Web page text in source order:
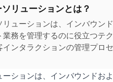
リューションとは？
リューションは、インバウン
業務を管理するのに役立つテ
インタラクションの管理プロ
向上させます。
ーションは、インバウンドお